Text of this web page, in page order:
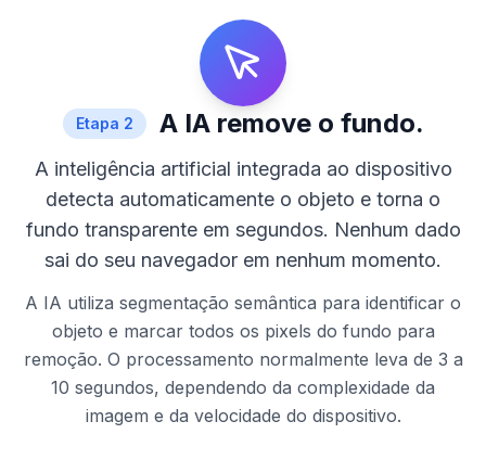
Etapa 2 A IA remove o fundo.
A inteligência artificial integrada ao dispositivo
detecta automaticamente o objeto e torna o
fundo transparente em segundos. Nenhum dado
sai do seu navegador em nenhum momento.
A IA utiliza segmentação semântica para identificar o
objeto e marcar todos os pixels do fundo para
remoção. O processamento normalmente leva de 3 a
10 segundos, dependendo da complexidade da
imagem e da velocidade do dispositivo.